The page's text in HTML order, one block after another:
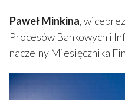
Paweł Minkina,
Procesów Bankowych i
naczelny Miesięcznika